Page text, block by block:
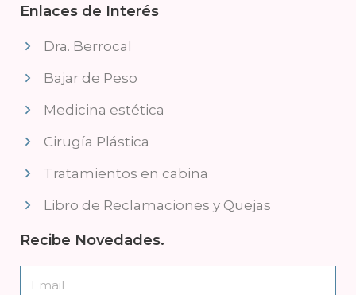
Enlaces de Interés
Dra. Berrocal
Bajar de Peso
Medicina estética
Cirugía Plástica
Tratamientos en cabina
Libro de Reclamaciones y Quejas
Recibe Novedades.